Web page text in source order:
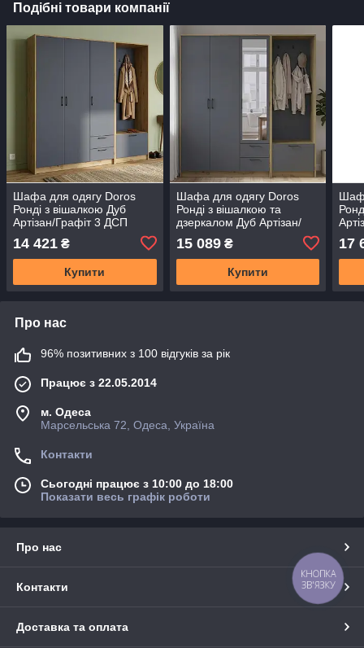
Подібні товари компанії
Шафа для одягу Doros
Ронді з вішалкою Дуб
Артізан/Графіт 3 ДСП
(DRS-012132)
14 421 ₴
Купити
Шафа для одягу Doros
Ронді з вішалкою та
дзеркалом Дуб Артізан/
Графіт 3 ДСП 181х52х195
(42005283) (DRS-012138)
15 089₴
Купити
17
Про нас
96% позитивних з 100 відгуків за рік
Працює з 22.05.2014
м. Одеса
Марсельська 72, Одеса, Україна
Контакти
Сьогодні працює з 10:00 до 18:00
Показати весь графік роботи
Про нас
Контакти
Доставка та оплата
КНОПКА
ЗВ'ЯЗКУ